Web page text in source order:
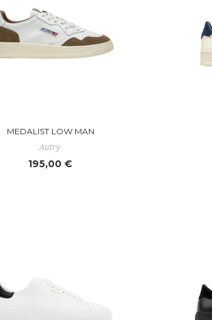
MEDALIST LOW MAN
Autry
195,00 €